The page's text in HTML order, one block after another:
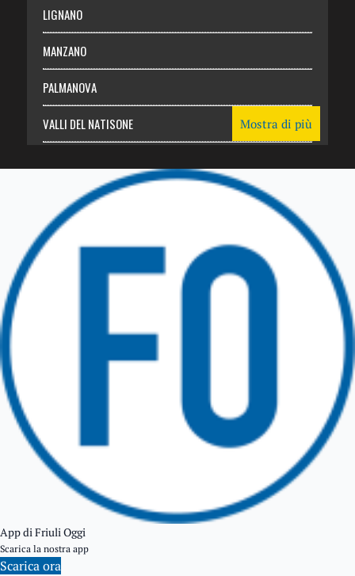
LIGNANO
MANZANO
PALMANOVA
VALLI DEL NATISONE
TRICESIMO
TARCENTO
GEMONA DEL FRIULI
Mostra di più
App di Friuli Oggi
Scarica la nostra app
Scarica ora